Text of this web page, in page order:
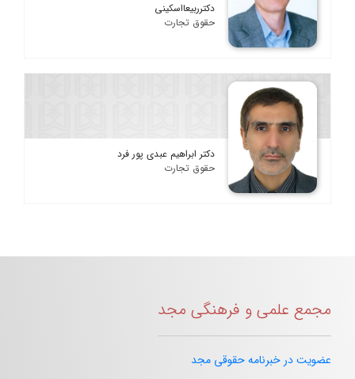
دکترربیعااسکینی
حقوق تجارت
دکتر ابراهیم عبدی پور فرد
حقوق تجارت
مجمع علمی و فرهنگی مجد
عضویت در خبرنامه حقوقی مجد